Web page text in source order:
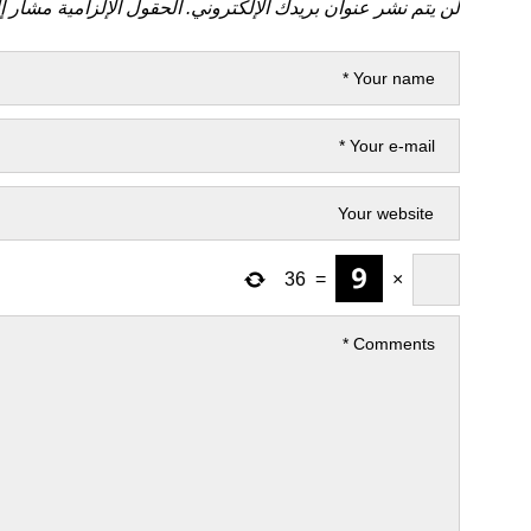
لن يتم نشر عنوان بريدك الإلكتروني. الحقول الإلزامية مشار
×
=
36